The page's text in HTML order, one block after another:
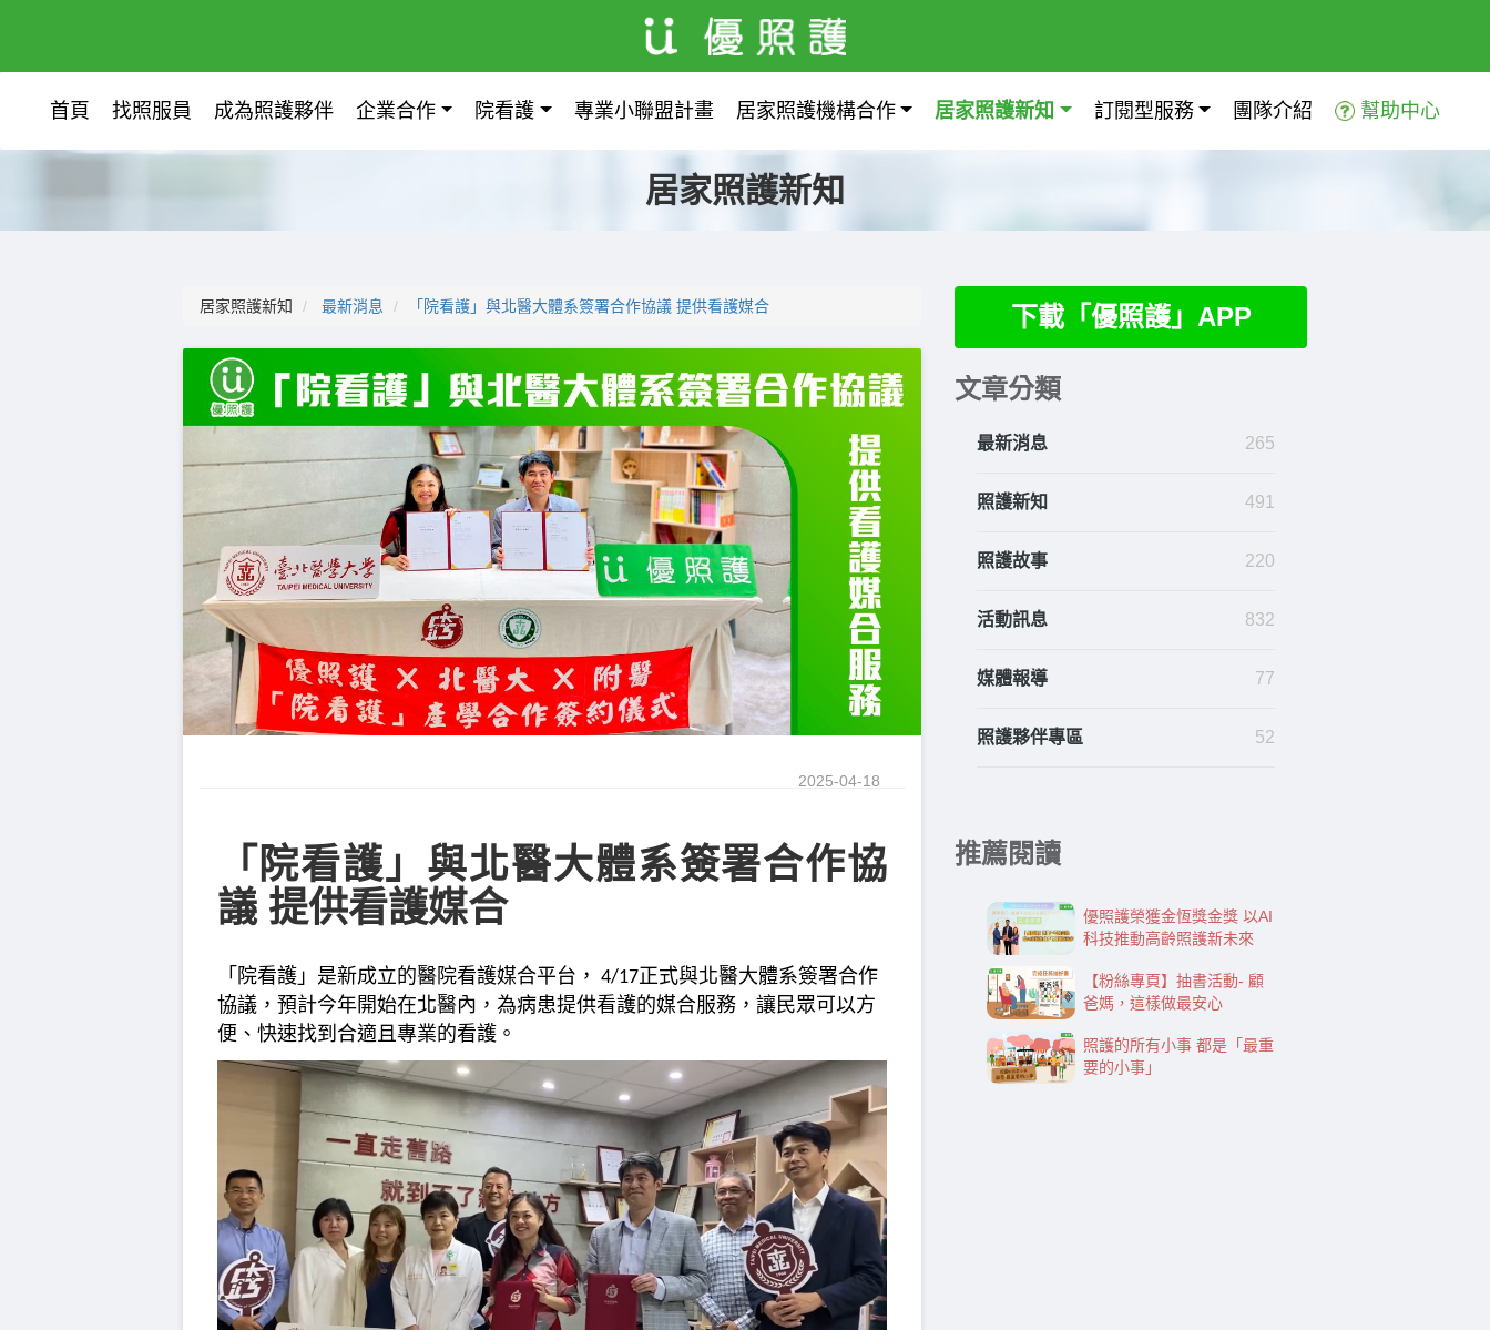
首頁 找照服員 成為照護夥伴 企業合作 院看護 專業小聯盟計畫 居家照護機構合作 居家照護新知 訂閱型服務 團隊介紹 幫助中心
居家照護新知
居家照護新知 最新消息 「院看護」與北醫大體系簽署合作協議 提供看護媒合
2025-04-18
「院看護」與北醫大體系簽署合作協
議 提供看護媒合
「院看護」是新成立的醫院看護媒合平台， 4/17正式與北醫大體系簽署合作
協議，預計今年開始在北醫內，為病患提供看護的媒合服務，讓民眾可以方
便、快速找到合適且專業的看護。
下載「優照護」APP
文章分類
最新消息 265
照護新知 491
照護故事 220
活動訊息 832
媒體報導 77
照護夥伴專區 52
推薦閱讀
優照護榮獲金恆獎金獎 以AI
科技推動高齡照護新未來
【粉絲專頁】抽書活動- 顧
爸媽，這樣做最安心
照護的所有小事 都是「最重
要的小事」